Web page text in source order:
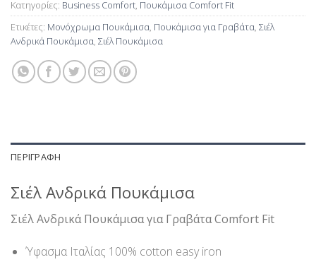
Κατηγορίες: Business Comfort Πουκάμισα Comfort Fit
Ετικέτες: Μονόχρωμα Πουκάμισα Πουκάμισα για Γραβάτα Σιέλ
Ανδρικά Πουκάμισα Σιέλ Πουκάμισα
ΠΕΡΙΓΡΑΦΉ
Σιέλ Ανδρικά Πουκάμισα
Σιέλ Ανδρικά Πουκάμισα για Γραβάτα Comfort Fit
Ύφασμα Ιταλίας 100% cotton easy iron